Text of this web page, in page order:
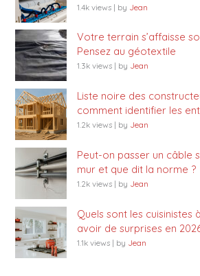
1.4k views | by Jean
Votre terrain s’affaisse
Pensez au géotextile
1.3k views | by Jean
Liste noire des
comment identifier les
1.2k views | by Jean
Peut-on passer un câble
mur et que dit la norme ?
1.2k views | by Jean
Quels sont les cuisinistes
avoir de surprises en
1.1k views | by Jean